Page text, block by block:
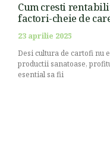
Cum cresti
factori-cheie de
23 aprilie 2025
Desi cultura de cartofi nu
productii sanatoase,
esential sa fii